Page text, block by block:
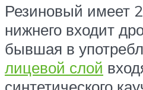
Резиновый имеет
нижнего входит
бывшая в
лицевой слой